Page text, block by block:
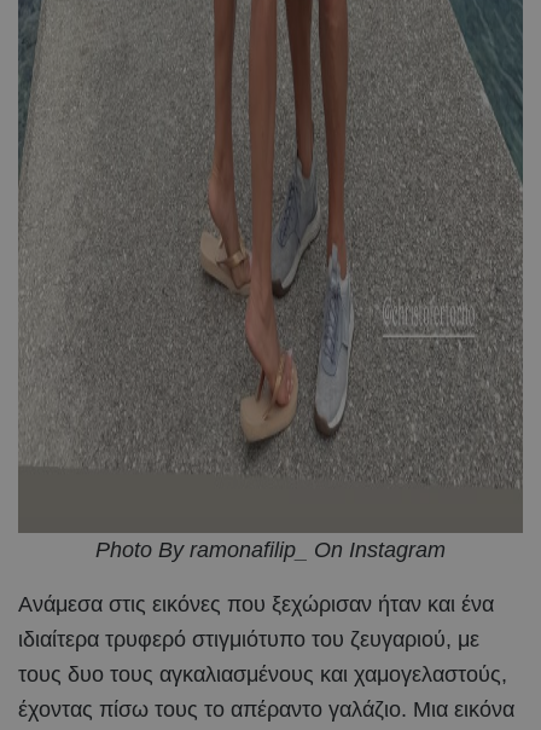
Photo By ramonafilip_ On Instagram
Ανάμεσα στις εικόνες που ξεχώρισαν ήταν και ένα
ιδιαίτερα τρυφερό στιγμιότυπο του ζευγαριού, με
τους δυο τους αγκαλιασμένους και χαμογελαστούς,
έχοντας πίσω τους το απέραντο γαλάζιο. Μια εικόνα